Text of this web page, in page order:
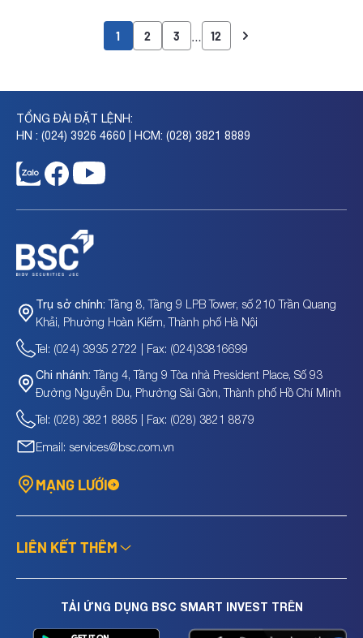
1 2 3 12
TỔNG ĐÀI ĐẶT LỆNH:
HN : (024) 3926 4660 | HCM: (028) 3821 8889
Trụ sở chính: Tầng 8, Tầng 9 LPB Tower, số 210 Trần Quang
Khải, Phường Hoàn Kiếm, Thành phố Hà Nội
Tel: (024) 3935 2722 | Fax: (024)33816699
Chi nhánh: Tầng 4, Tầng 9 Tòa nhà President Place, Số 93
Đường Nguyễn Du, Phường Sài Gòn, Thành phố Hồ Chí Minh
Tel: (028) 3821 8885 | Fax: (028) 3821 8879
Email: services@bsc.com.vn
MẠNG LƯỚI
LIÊN KẾT THÊM
TẢI ỨNG DỤNG BSC SMART INVEST TRÊN